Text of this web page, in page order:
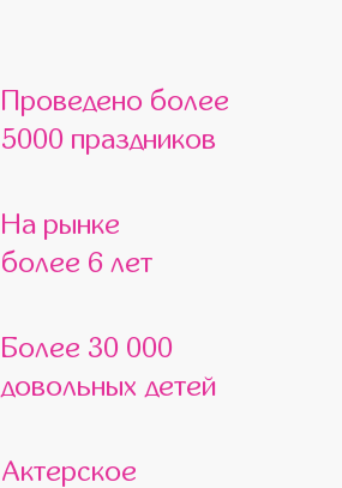
Проведено более
5000 праздников
На рынке
более 6 лет
Более 30 000
довольных детей
Актерское